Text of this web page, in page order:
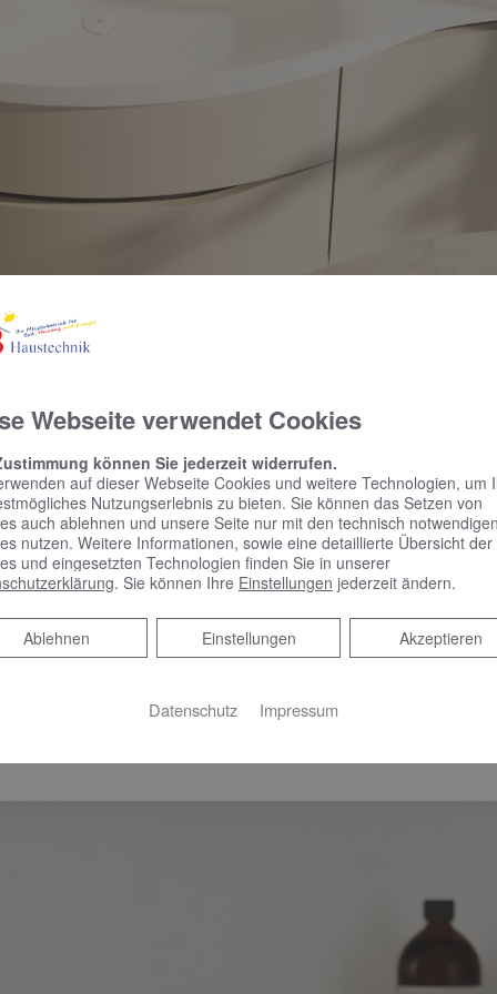
Griffmulden
schlicht: Badmöbeldesign im
mit sanften, sich hintereinander schmiegender
konkaven und konvexen Formen und horizontalen Linien
und Waschtischkante vor, mal weichen sie sich
und seitlicher Ablagefläche. Auch Ablage
Richtungswechsel: Während die über der Armatur
das darüber schwebende Lichtsegel wieder vor, um das
das horizontale Wellenlinien-Design durch den
Webseite verwendet Cookies
können Sie jederzeit widerrufen.
auf dieser Webseite Cookies und weitere Technologien, um
Nutzungserlebnis zu bieten. Sie können das Setzen von
auch ablehnen und unsere Seite nur mit den technisch notwendigen
nutzen. Weitere Informationen, sowie eine detaillierte Übersicht der
und eingesetzten Technologien finden Sie in unserer
. Sie können Ihre Einstellungen jederzeit ändern.
Akzeptieren
Einstellungen
Ablehnen
Ablehnen
Datenschutz Impressum